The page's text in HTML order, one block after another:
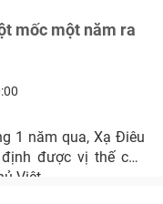
mốc một năm ra
1 năm qua, Xạ Điêu
được vị thế của
Việt.